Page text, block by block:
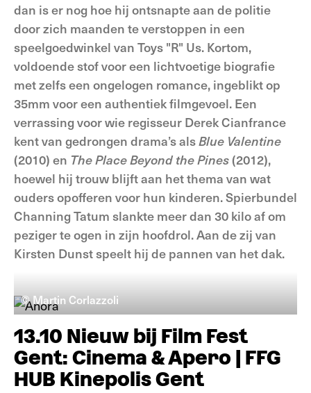
dan is er nog hoe hij ontsnapte aan de politie
door zich maanden te verstoppen in een
speelgoedwinkel van Toys "R" Us. Kortom,
voldoende stof voor een lichtvoetige biografie
met zelfs een ongelogen romance, ingeblikt op
35mm voor een authentiek filmgevoel. Een
verrassing voor wie regisseur Derek Cianfrance
kent van gedrongen drama’s alsBlue Valentine
(2010) en The Place Beyond the Pines (2012),
hoewel hij trouw blijft aan het thema van wat
ouders opofferen voor hun kinderen. Spierbundel
Channing Tatum slankte meer dan 30 kilo af om
peziger te ogen in zijn hoofdrol. Aan de zij van
Kirsten Dunst speelt hij de pannen van het dak.
© Martin Corlazzoli
13.10 Nieuw bij Film Fest
Gent: Cinema & Apero | FFG
HUB Kinepolis Gent